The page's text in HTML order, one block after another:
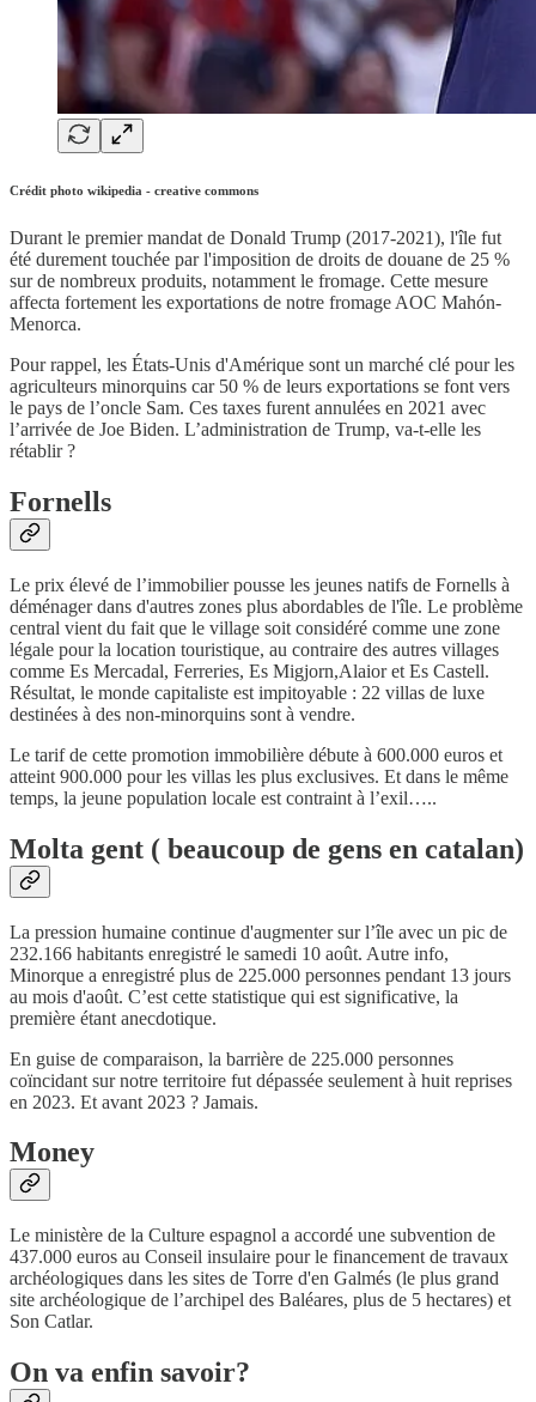
Crédit photo wikipedia - creative commons
Durant le premier mandat de Donald Trump (2017-2021), l'île fut
été durement touchée par l'imposition de droits de douane de 25 %
sur de nombreux produits, notamment le fromage. Cette mesure
affecta fortement les exportations de notre fromage AOC Mahón-
Menorca.
Pour rappel, les États-Unis d'Amérique sont un marché clé pour les
agriculteurs minorquins car 50 % de leurs exportations se font vers
le pays de l’oncle Sam. Ces taxes furent annulées en 2021 avec
l’arrivée de Joe Biden. L’administration de Trump, va-t-elle les
rétablir ?
Fornells
Le prix élevé de l’immobilier pousse les jeunes natifs de Fornells à
déménager dans d'autres zones plus abordables de l'île. Le problème
central vient du fait que le village soit considéré comme une zone
légale pour la location touristique, au contraire des autres villages
comme Es Mercadal, Ferreries, Es Migjorn,Alaior et Es Castell.
Résultat, le monde capitaliste est impitoyable : 22 villas de luxe
destinées à des non-minorquins sont à vendre.
Le tarif de cette promotion immobilière débute à 600.000 euros et
atteint 900.000 pour les villas les plus exclusives. Et dans le même
temps, la jeune population locale est contraint à l’exil…..
Molta gent ( beaucoup de gens en catalan)
La pression humaine continue d'augmenter sur l’île avec un pic de
232.166 habitants enregistré le samedi 10 août. Autre info,
Minorque a enregistré plus de 225.000 personnes pendant 13 jours
au mois d'août. C’est cette statistique qui est significative, la
première étant anecdotique.
En guise de comparaison, la barrière de 225.000 personnes
coïncidant sur notre territoire fut dépassée seulement à huit reprises
en 2023. Et avant 2023 ? Jamais.
Money
Le ministère de la Culture espagnol a accordé une subvention de
437.000 euros au Conseil insulaire pour le financement de travaux
archéologiques dans les sites de Torre d'en Galmés (le plus grand
site archéologique de l’archipel des Baléares, plus de 5 hectares) et
Son Catlar.
On va enfin savoir?